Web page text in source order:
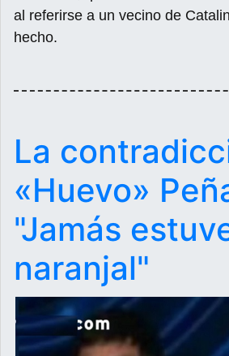
al referirse a un vecino de
hecho.
La
«Huevo»
"Jamás
naranjal"